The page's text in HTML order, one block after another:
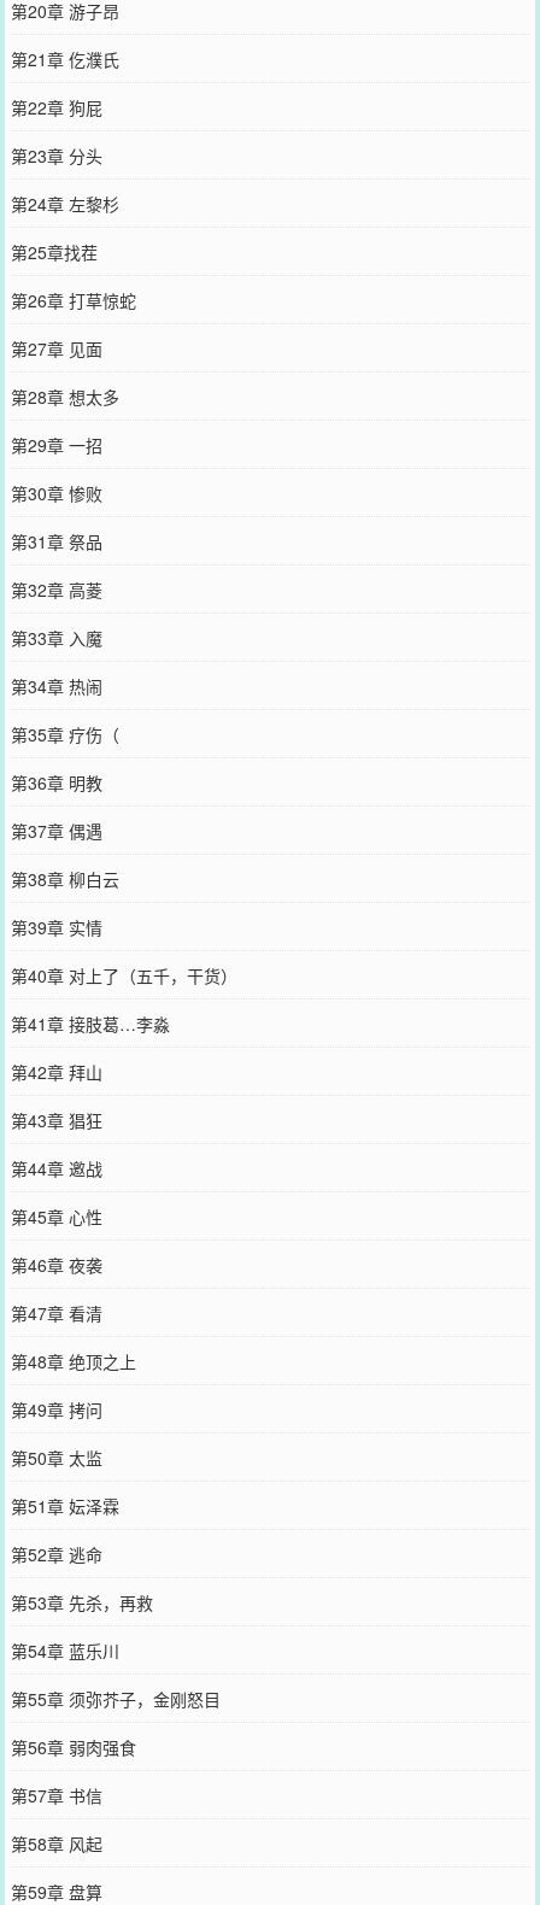
第20章 游子昂
第21章 仡濮氏
第22章 狗屁
第23章 分头
第24章 左黎杉
第25章找茬
第26章 打草惊蛇
第27章 见面
第28章 想太多
第29章 一招
第30章 惨败
第31章 祭品
第32章 高菱
第33章 入魔
第34章 热闹
第35章 疗伤（
第36章 明教
第37章 偶遇
第38章 柳白云
第39章 实情
第40章 对上了（五千，干货）
第41章 接肢葛…李淼
第42章 拜山
第43章 猖狂
第44章 邀战
第45章 心性
第46章 夜袭
第47章 看清
第48章 绝顶之上
第49章 拷问
第50章 太监
第51章 妘泽霖
第52章 逃命
第53章 先杀，再救
第54章 蓝乐川
第55章 须弥芥子，金刚怒目
第56章 弱肉强食
第57章 书信
第58章 风起
第59章 盘算